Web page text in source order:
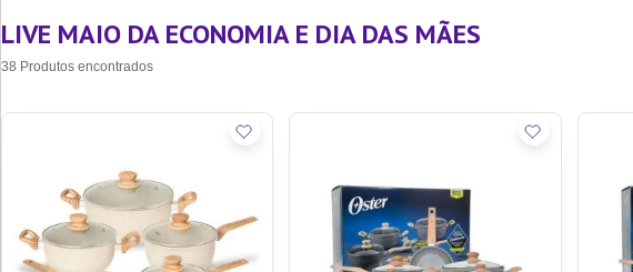
LIVE MAIO DA ECONOMIA E DIA DAS MÃES
38 Produtos
4º
Bambu
5º
8º
Tapete
Aparelho Jantar
10
Lixeira